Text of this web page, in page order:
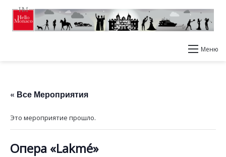
Меню
« Все Мероприятия
Это мероприятие прошло.
Опера «Lakmé»